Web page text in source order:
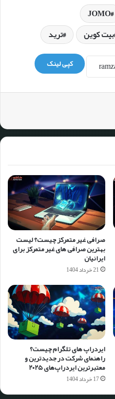
JOMO
بیت کوین ترید
کپی لینک
صرافی غیر متمرکز چیست؟ لیست
بهترین صرافی های غیر متمرکز برای
ایرانیان
21 خرداد 1404
ایردراپ های تلگرام چیست؟
راهنمای شرکت در جدیدترین و
معتبرترین ایردراپ‌های ۲۰۲۵
17 خرداد 1404